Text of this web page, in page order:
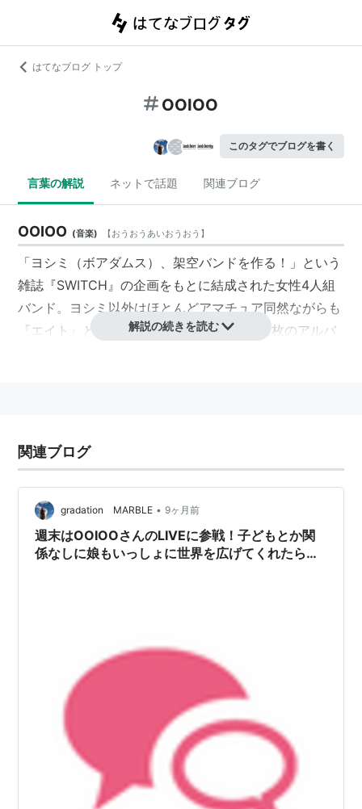
はてなブログ トップ
OOIOO
このタグでブログを書く
言葉の解説 ネットで話題 関連ブログ
OOIOO (音楽) 【おうおうあいおうおう 】
「ヨシミ（ボアダムス ）、架空バンドを作る！」という
雑誌『SWITCH』の企画をもとに結成された女性4人組
バンド。ヨシミ以外はほとんどアマチュア同然ながらも
『エイト』と『フェザーフロート』という2枚のアルバ
げられるサウンドは、トランシーでスペイシー、そして
荘厳極まりないものに仕上がっている。
OOIOOのディスコグラフィー
SHOCKCITY SHOCKERS VOL.2（2001年8月8日）
CD
∞8∞（1997年4月9日）CD
解説の続きを読む
関連ブログ
gradation MARBLE • 9ヶ月前
週末はOOIOOさんのLIVEに参戦！子どもとか関
係なしに娘もいっしょに世界を広げてくれたら…